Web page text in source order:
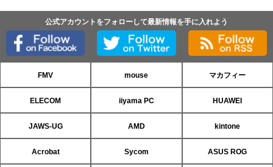
公式アカウントをフォローして最新情報を手に入れよう
FMV mouse マカフィー
ELECOM iiyama PC HUAWEI
JAWS-UG AMD kintone
Acrobat Sycom ASUS ROG